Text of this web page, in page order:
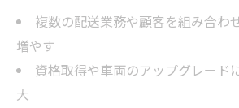
複数の配送業務や顧客を組み合わ
増やす
資格取得や車両のアップグレード
大